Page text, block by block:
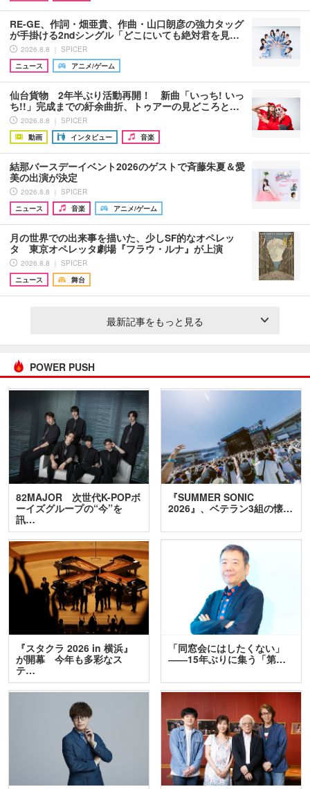
RE-GE、作詞・畑亜貴、作曲・山口朗彦の強力タッグ
が手掛ける2ndシングル「どこにいても絶対君を見…
2026.8.8 ｜ SPICER
ニュース
アニメ/ゲーム
仙台貨物 2年半ぶり活動再開！ 新曲「いっち! いっ
ち!!」完成までの紆余曲折、トゥアーの見どころと…
2026.8.8 ｜ SPICER
動画
インタビュー 音楽
結那バースデーイベント2026のゲストで斉藤朱夏＆愛
美の出演が決定
2026.8.8 ｜ SPICER
ニュース
音楽 アニメ/ゲーム
月の世界での出来事を描いた、少しSF的なオペレッ
タ 東京オペレッタ劇場『フラウ・ルナ』が上演
2026.8.8 ｜ SPICER
ニュース
舞台
最新記事をもっと見る
POWER PUSH
82MAJOR 次世代K-POPボ
ーイズグループの“今”を
訊…
『SUMMER SONIC
2026』、ベテラン3組の懐…
『スタクラ 2026 in 横浜』
が開幕 今年も多彩なス
テ…
「同窓会にはしたくない」
――15年ぶりに集う「第…